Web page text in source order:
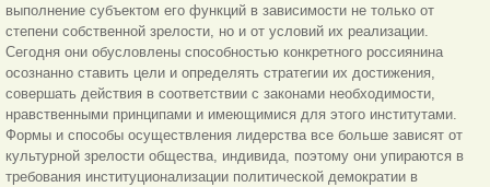
выполнение субъектом его функций в зависимости не только от
степени собственной зрелости, но и от условий их реализации.
Сегодня они обусловлены способностью конкретного россиянина
осознанно ставить цели и определять стратегии их достижения,
совершать действия в соответствии с законами необходимости,
нравственными принципами и имеющимися для этого институтами.
Формы и способы осуществления лидерства все больше зависят от
культурной зрелости общества, индивида, поэтому они упираются в
требования институционализации политической демократии в